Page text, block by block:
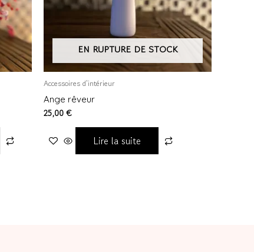
EN RUPTURE DE STOCK
Accessoires d'intérieur
Ange rêveur
25,00 €
Lire la suite